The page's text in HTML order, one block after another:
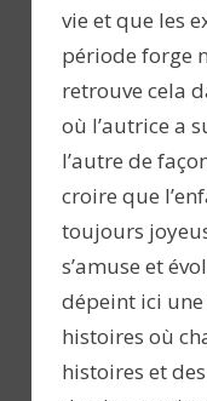
vie et que les
période forge
retrouve cela
où l’autrice a
l’autre de
croire que
toujours
s’amuse et
dépeint ici
histoires où
histoires et